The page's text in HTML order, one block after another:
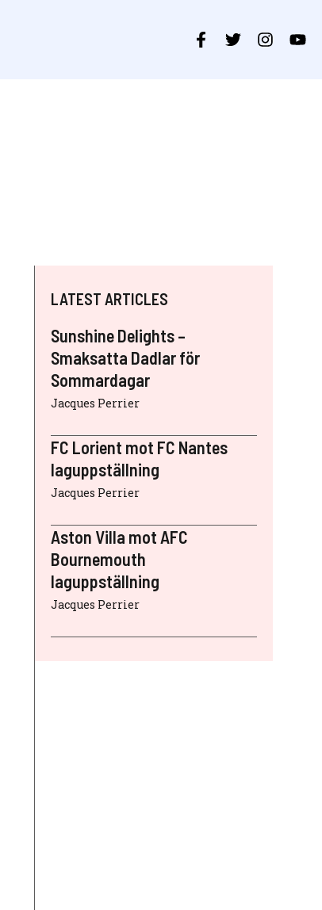
LATEST ARTICLES
Sunshine Delights –
Smaksatta Dadlar för
Sommardagar
Jacques Perrier
FC Lorient mot FC Nantes
laguppställning
Jacques Perrier
Aston Villa mot AFC
Bournemouth
laguppställning
Jacques Perrier